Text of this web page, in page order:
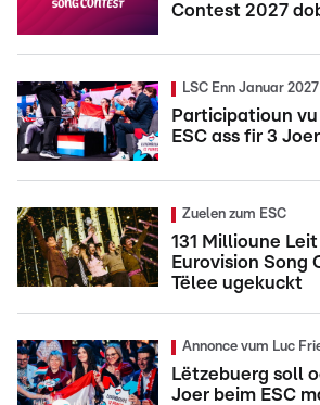
Contest 2027
LSC Enn Januar
Participatioun
ESC ass fir 3
Zuelen zum ESC
131 Millioune
Eurovision Song
Tëlee ugekuckt
Annonce vum Luc
Lëtzebuerg soll
Joer beim ESC